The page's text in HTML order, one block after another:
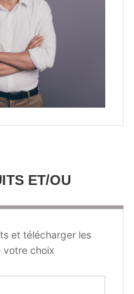
ET/OU
et télécharger les
votre choix